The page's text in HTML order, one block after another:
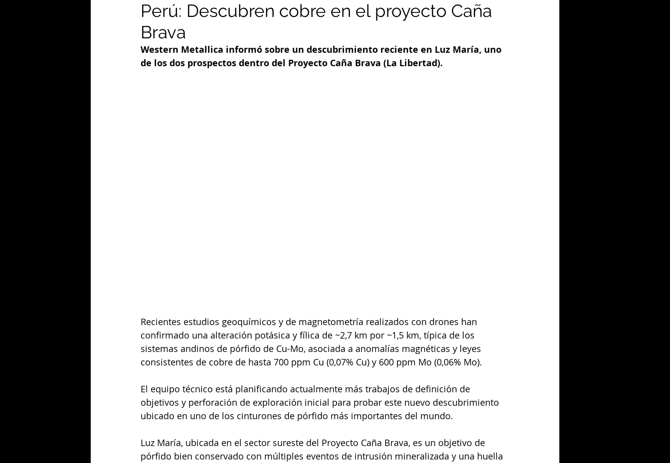
Perú: Descubren cobre en el proyecto Caña
Brava
Western Metallica informó sobre un descubrimiento reciente en Luz María, uno
de los dos prospectos dentro del Proyecto Caña Brava (La Libertad).
Recientes estudios geoquímicos y de magnetometría realizados con drones han
confirmado una alteración potásica y fílica de ~2,7 km por ~1,5 km, típica de los
sistemas andinos de pórfido de Cu-Mo, asociada a anomalías magnéticas y leyes
consistentes de cobre de hasta 700 ppm Cu (0,07% Cu) y 600 ppm Mo (0,06% Mo).
El equipo técnico está planificando actualmente más trabajos de definición de
objetivos y perforación de exploración inicial para probar este nuevo descubrimiento
ubicado en uno de los cinturones de pórfido más importantes del mundo.
Luz María, ubicada en el sector sureste del Proyecto Caña Brava, es un objetivo de
pórfido bien conservado con múltiples eventos de intrusión mineralizada y una huella